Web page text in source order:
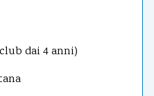
dai 4 anni)